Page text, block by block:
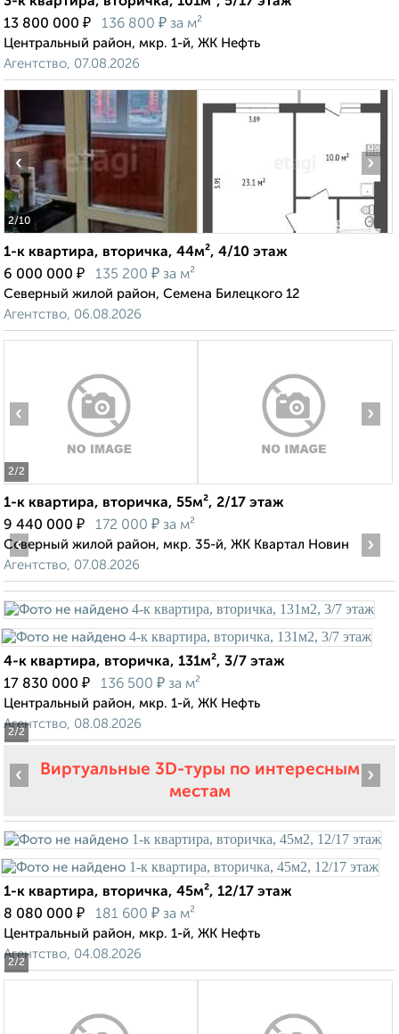
13 800 000 ₽ 136 800 ₽ за м²
Центральный район, мкр. 1-й, ЖК Нефть
Агентство, 07.08.2026
2/10
‹ ›
1-к квартира, вторичка, 44м², 4/10 этаж
6 000 000 ₽ 135 200 ₽ за м²
Северный жилой район, Семена Билецкого 12
Агентство, 06.08.2026
2/2
‹ ›
1-к квартира, вторичка, 55м², 2/17 этаж
9 440 000 ₽ 172 000 ₽ за м²
Северный жилой район, мкр. 35-й, ЖК Квартал Новин
Агентство, 07.08.2026
2/2
‹ ›
4-к квартира, вторичка, 131м², 3/7 этаж
17 830 000 ₽ 136 500 ₽ за м²
Центральный район, мкр. 1-й, ЖК Нефть
Агентство, 08.08.2026
Виртуальные 3D-туры по интересным
местам
2/2
‹ ›
1-к квартира, вторичка, 45м², 12/17 этаж
8 080 000 ₽ 181 600 ₽ за м²
Центральный район, мкр. 1-й, ЖК Нефть
Агентство, 04.08.2026